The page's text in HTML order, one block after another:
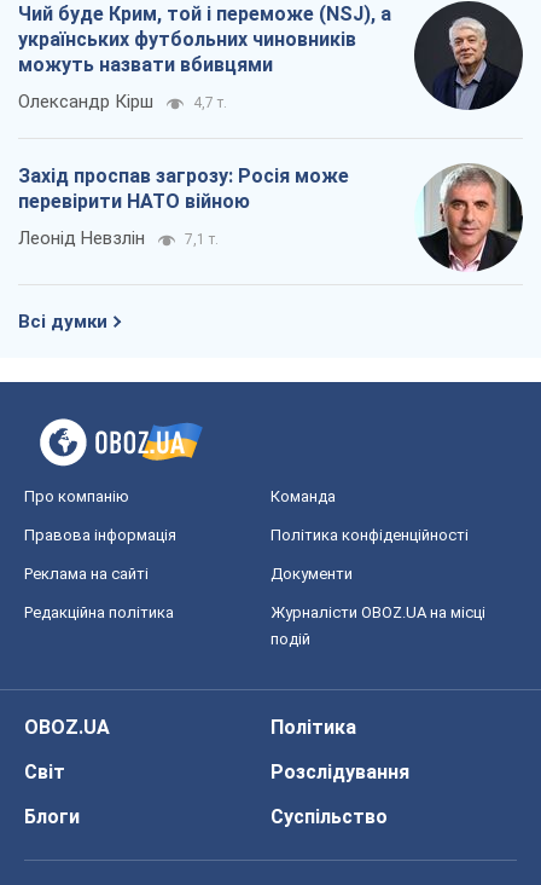
Чий буде Крим, той і переможе (NSJ), а
українських футбольних чиновників
можуть назвати вбивцями
Олександр Кірш 4,7 т.
Захід проспав загрозу: Росія може
перевірити НАТО війною
Леонід Невзлін 7,1 т.
Всі думки
Про компанію Команда
Правова інформація Політика конфіденційності
Реклама на сайті Документи
Редакційна політика
Журналісти OBOZ.UA на місці
подій
OBOZ.UA
Політика
Світ
Розслідування
Блоги
Суспільство